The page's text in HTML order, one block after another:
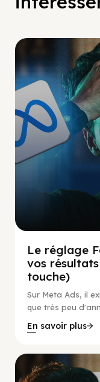
Le réglage
vos
touche)
Sur Meta Ads, il
que très peu
En savoir plus